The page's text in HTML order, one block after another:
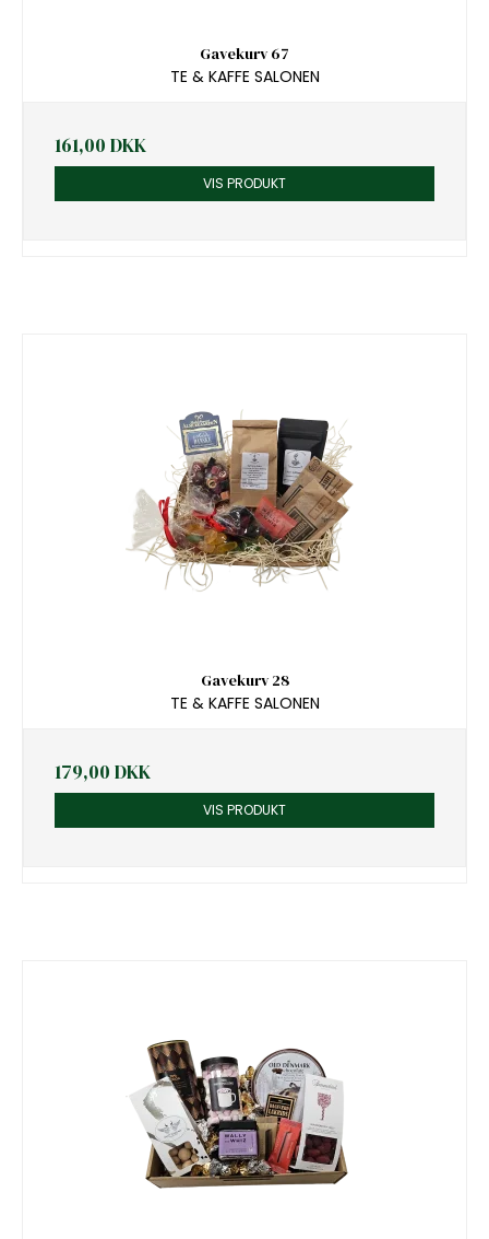
Gavekurv 67
TE & KAFFE SALONEN
161,00 DKK
VIS PRODUKT
Gavekurv 28
TE & KAFFE SALONEN
179,00 DKK
VIS PRODUKT